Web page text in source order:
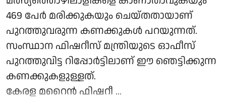
469 പേർ മരിക്കുകയും ചെയ്തതായാണ്
പുറത്തുവരുന്ന കണക്കുകൾ പറയുന്നത്.
സംസ്ഥാന ഫിഷറീസ് മന്ത്രിയുടെ ഓഫീസ്
പുറത്തുവിട്ട റിപ്പോർട്ടിലാണ് ഈ ഞെട്ടിക്കുന്ന
കണക്കുകളുള്ളത്.
കേരള മറൈൻ ഫിഷറീ ...